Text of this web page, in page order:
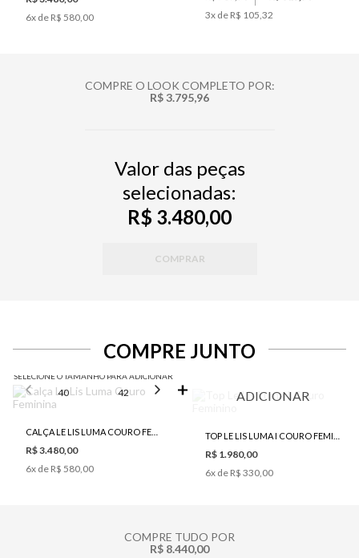
6x de R$ 580,00
3x de R$ 105,32
COMPRE O LOOK COMPLETO POR:
R$ 3.795,96
Valor das peças
selecionadas:
R$ 3.480,00
COMPRAR
COMPRE JUNTO
SELECIONE O TAMANHO PARA ADICIONAR
40 42 44 46
R$ 3.480,00
6x de R$ 580,00
ADICIONAR
R$ 1.980,00
6x de R$ 330,00
COMPRE TUDO POR
R$ 8.440,00